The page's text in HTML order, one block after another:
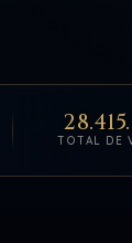
TOTAL DE